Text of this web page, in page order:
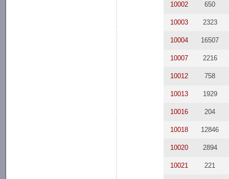
10002 650
10003 2323
10004 16507
10007 2216
10012 758
10013 1929
10016 204
10018 12846
10020 2894
10021 221